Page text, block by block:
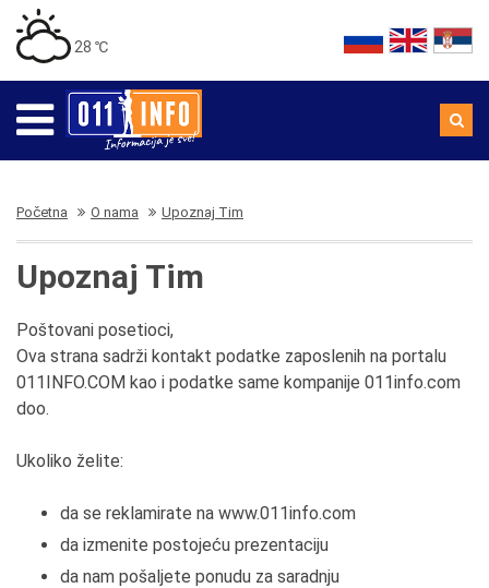
28 ℃
Početna O nama Upoznaj Tim
Upoznaj Tim
Poštovani posetioci,
Ova strana sadrži kontakt podatke zaposlenih na portalu
011INFO.COM kao i podatke same kompanije 011info.com
doo.
Ukoliko želite:
da se reklamirate na www.011info.com
da izmenite postojeću prezentaciju
da nam pošaljete ponudu za saradnju